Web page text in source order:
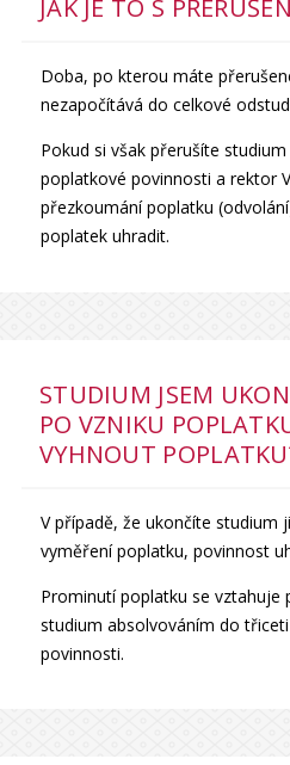
JAK JE TO S
Doba, po kterou máte
nezapočítává do celkové
Pokud si však přerušíte
poplatkové povinnosti a rektor
přezkoumání poplatku
poplatek uhradit.
STUDIUM JSEM
PO VZNIKU
VYHNOUT
V případě, že ukončíte studium
vyměření poplatku, povinnost
Prominutí poplatku se vztahuje
studium absolvováním do
povinnosti.